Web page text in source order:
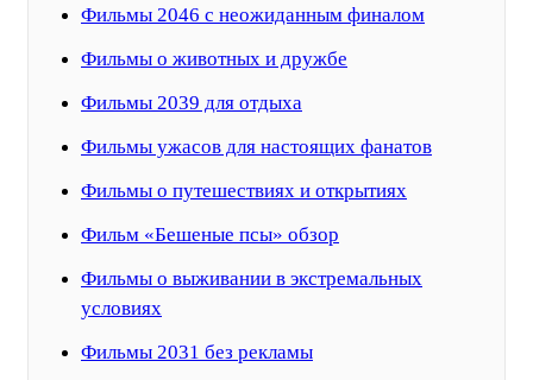
Фильмы 2046 с неожиданным финалом
Фильмы о животных и дружбе
Фильмы 2039 для отдыха
Фильмы ужасов для настоящих фанатов
Фильмы о путешествиях и открытиях
Фильм «Бешеные псы» обзор
Фильмы о выживании в экстремальных
условиях
Фильмы 2031 без рекламы